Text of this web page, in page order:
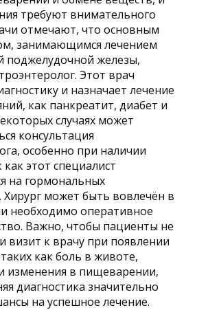
требуют внимательного
отмечают, что основным
занимающимся лечением
поджелудочной железы,
Этот врач
и назначает лечение
как панкреатит, диабет и
случаях может
консультация
особенно при наличии
как этот специалист
на гормональных
Хирург может быть вовлечён в
необходимо оперативное
Важно, чтобы пациенты не
визит к врачу при появлении
как боль в животе,
изменения в пищеварении,
диагностика значительно
на успешное лечение.